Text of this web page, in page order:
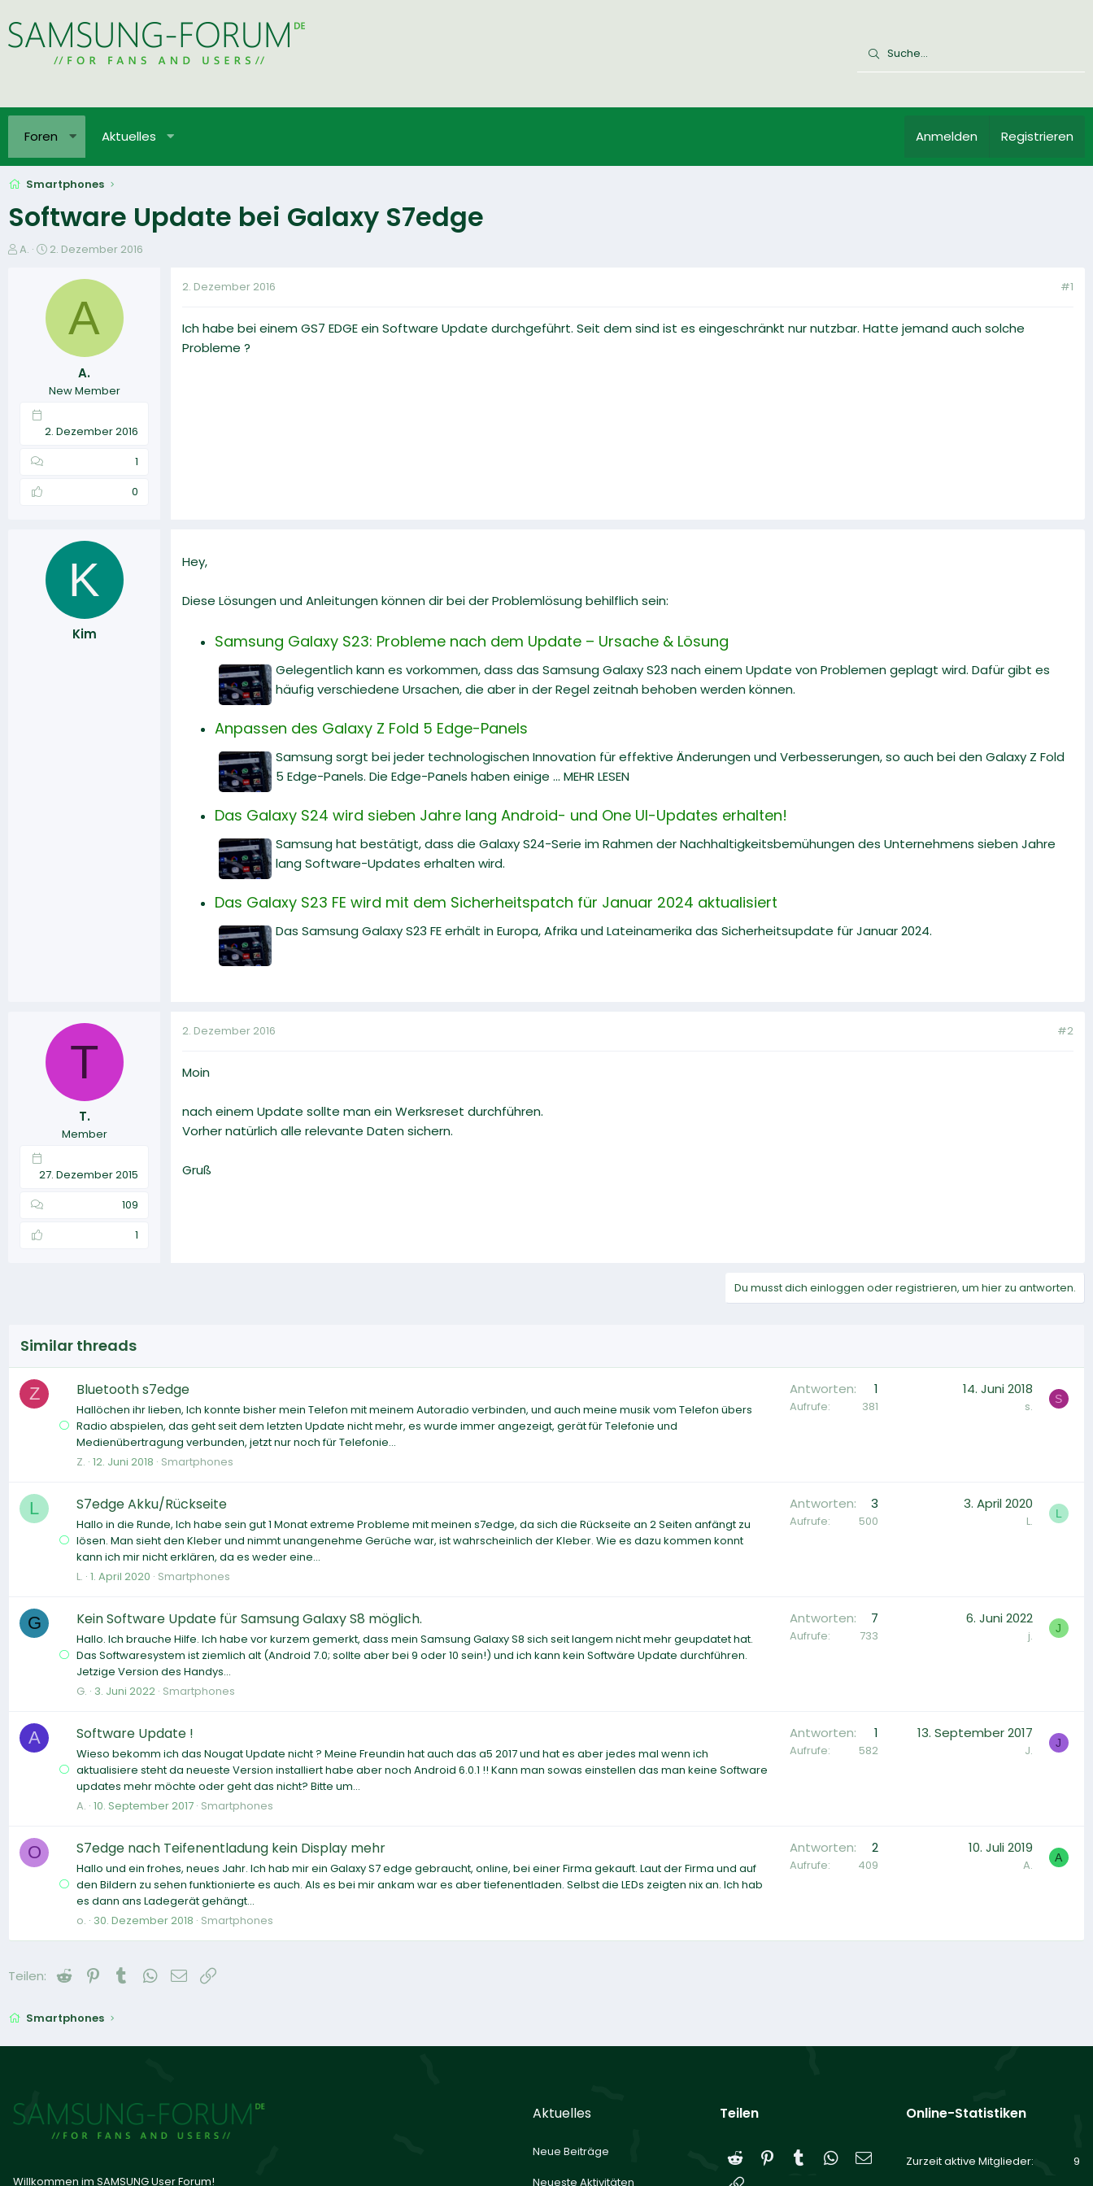
Foren Aktuelles Anmelden Registrieren
Smartphones
Software Update bei Galaxy S7edge
E
A.
E
t
m
2. Dezember 2016
A
A.
New Member
2. Dezember 2016
1
0
2. Dezember 2016 #1
Ich habe bei einem GS7 EDGE ein Software Update durchgeführt. Seit dem sind ist es eingeschränkt nur nutzbar. Hatte jemand auch solche
Probleme ?
K
Kim
Hey,
Diese Lösungen und Anleitungen können dir bei der Problemlösung behilflich sein:
Samsung Galaxy S23: Probleme nach dem Update – Ursache & Lösung
Gelegentlich kann es vorkommen, dass das Samsung Galaxy S23 nach einem Update von Problemen geplagt wird. Dafür gibt es
häufig verschiedene Ursachen, die aber in der Regel zeitnah behoben werden können.
Anpassen des Galaxy Z Fold 5 Edge-Panels
Samsung sorgt bei jeder technologischen Innovation für effektive Änderungen und Verbesserungen, so auch bei den Galaxy Z Fold
5 Edge-Panels. Die Edge-Panels haben einige ... MEHR LESEN
Das Galaxy S24 wird sieben Jahre lang Android- und One UI-Updates erhalten!
Samsung hat bestätigt, dass die Galaxy S24-Serie im Rahmen der Nachhaltigkeitsbemühungen des Unternehmens sieben Jahre
lang Software-Updates erhalten wird.
Das Galaxy S23 FE wird mit dem Sicherheitspatch für Januar 2024 aktualisiert
Das Samsung Galaxy S23 FE erhält in Europa, Afrika und Lateinamerika das Sicherheitsupdate für Januar 2024.
T
T.
Member
27. Dezember 2015
109
1
2. Dezember 2016 #2
Moin
nach einem Update sollte man ein Werksreset durchführen.
Vorher natürlich alle relevante Daten sichern.
Gruß
Du musst dich einloggen oder registrieren, um hier zu antworten.
Similar threads
Z Bluetooth s7edge
Hallöchen ihr lieben, Ich konnte bisher mein Telefon mit meinem Autoradio verbinden, und auch meine musik vom Telefon übers
Radio abspielen, das geht seit dem letzten Update nicht mehr, es wurde immer angezeigt, gerät für Telefonie und
Medienübertragung verbunden, jetzt nur noch für Telefonie...
Z. 12. Juni 2018 Smartphones
Antworten 1
Aufrufe 381
14. Juni 2018
s. S
L S7edge Akku/Rückseite
Hallo in die Runde, Ich habe sein gut 1 Monat extreme Probleme mit meinen s7edge, da sich die Rückseite an 2 Seiten anfängt zu
lösen. Man sieht den Kleber und nimmt unangenehme Gerüche war, ist wahrscheinlich der Kleber. Wie es dazu kommen konnt
kann ich mir nicht erklären, da es weder eine...
L. 1. April 2020 Smartphones
Antworten 3
Aufrufe 500
3. April 2020
L. L
G Kein Software Update für Samsung Galaxy S8 möglich.
Hallo. Ich brauche Hilfe. Ich habe vor kurzem gemerkt, dass mein Samsung Galaxy S8 sich seit langem nicht mehr geupdatet hat.
Das Softwaresystem ist ziemlich alt (Android 7.0; sollte aber bei 9 oder 10 sein!) und ich kann kein Softwäre Update durchführen.
Jetzige Version des Handys...
G. 3. Juni 2022 Smartphones
Antworten 7
Aufrufe 733
6. Juni 2022
j. J
A Software Update !
Wieso bekomm ich das Nougat Update nicht ? Meine Freundin hat auch das a5 2017 und hat es aber jedes mal wenn ich
aktualisiere steht da neueste Version installiert habe aber noch Android 6.0.1 !! Kann man sowas einstellen das man keine Software
updates mehr möchte oder geht das nicht? Bitte um...
A. 10. September 2017 Smartphones
Antworten 1
Aufrufe 582
13. September 2017
J. J
O S7edge nach Teifenentladung kein Display mehr
Hallo und ein frohes, neues Jahr. Ich hab mir ein Galaxy S7 edge gebraucht, online, bei einer Firma gekauft. Laut der Firma und auf
den Bildern zu sehen funktionierte es auch. Als es bei mir ankam war es aber tiefenentladen. Selbst die LEDs zeigten nix an. Ich hab
es dann ans Ladegerät gehängt...
o. 30. Dezember 2018 Smartphones
Antworten 2
Aufrufe 409
10. Juli 2019
A. A
Teilen: Reddit PinterestTumblrWhatsApp
E-Mail
Smartphones
Willkommen im SAMSUNG User Forum!
Aktuelles
Neue Beiträge
Neueste Aktivitäten
Teilen
Reddit Pinterest
Tumblr WhatsApp
E-Mail
Online-Statistiken
Zurzeit aktive Mitglieder 9